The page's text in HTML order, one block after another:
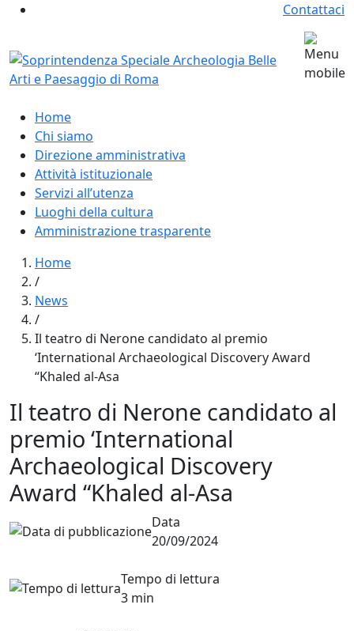
Contattaci
Home
Chi siamo
Direzione amministrativa
Attività istituzionale
Servizi all’utenza
Luoghi della cultura
Amministrazione trasparente
Home
/
News
/
Il teatro di Nerone candidato al premio
‘International Archaeological Discovery Award
“Khaled al-Asa
Il teatro di Nerone candidato al
premio ‘International
Archaeological Discovery
Award “Khaled al-Asa
Data
20/09/2024
Tempo di lettura
3 min